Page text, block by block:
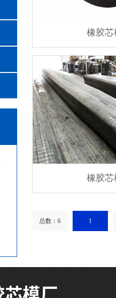
橡胶芯
橡胶芯
总数：6 1